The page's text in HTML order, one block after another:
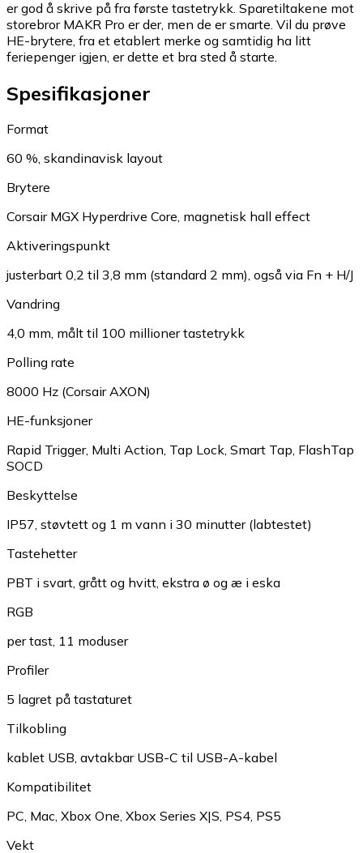
er god å skrive på fra første tastetrykk. Sparetiltakene mot
storebror MAKR Pro er der, men de er smarte. Vil du prøve
HE-brytere, fra et etablert merke og samtidig ha litt
feriepenger igjen, er dette et bra sted å starte.
Spesifikasjoner
Format
60 %, skandinavisk layout
Brytere
Corsair MGX Hyperdrive Core, magnetisk hall effect
Aktiveringspunkt
justerbart 0,2 til 3,8 mm (standard 2 mm), også via Fn + H/J
Vandring
4,0 mm, målt til 100 millioner tastetrykk
Polling rate
8000 Hz (Corsair AXON)
HE-funksjoner
Rapid Trigger, Multi Action, Tap Lock, Smart Tap, FlashTap
SOCD
Beskyttelse
IP57, støvtett og 1 m vann i 30 minutter (labtestet)
Tastehetter
PBT i svart, grått og hvitt, ekstra ø og æ i eska
RGB
per tast, 11 moduser
Profiler
5 lagret på tastaturet
Tilkobling
kablet USB, avtakbar USB-C til USB-A-kabel
Kompatibilitet
PC, Mac, Xbox One, Xbox Series X|S, PS4, PS5
Vekt